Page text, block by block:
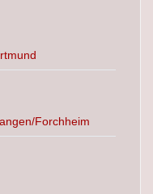
Forchheim